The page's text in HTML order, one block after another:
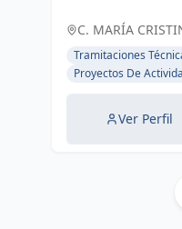
C. MARÍA
España
Tramitaciones
Proyectos De
Ver Perfil